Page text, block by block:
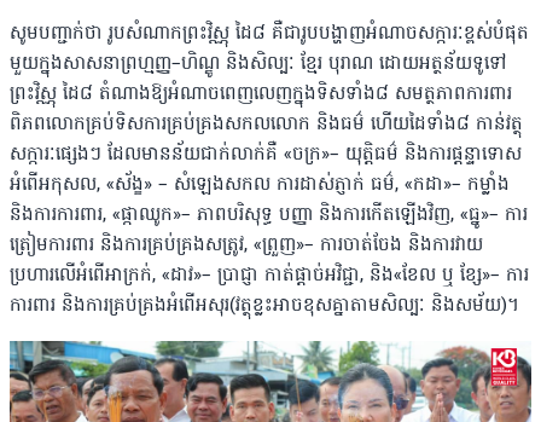
សូមបញ្ជាក់ថា រូបសំណាកព្រះវិស្ណុ ដៃ៨ គឺជារូបបង្ហាញអំណាចសក្ការៈខ្ពស់បំផុត
មួយក្នុងសាសនាព្រហ្មញ្ញ–ហិណ្ឌូ និងសិល្បៈ ខ្មែរ បុរាណ ដោយអត្ថន័យទូទៅ
ព្រះវិស្ណុ ដៃ៨ តំណាងឱ្យអំណាចពេញលេញក្នុងទិសទាំង៨ សមត្ថភាពការពារ
ពិភពលោកគ្រប់ទិសការគ្រប់គ្រងសកលលោក និងធម៌ ហើយដៃទាំង៨ កាន់វត្ថុ
សក្ការៈផ្សេងៗ ដែលមានន័យជាក់លាក់គឺ «ចក្រ»– យុត្តិធម៌ និងការផ្តន្ទាទោស
អំពើអកុសល, «ស័ង្ខ» – សំឡេងសកល ការដាស់ភ្ញាក់ ធម៌, «កដា»– កម្លាំង
និងការការពារ, «ផ្កាឈូក»– ភាពបរិសុទ្ធ បញ្ញា និងការកើតឡើងវិញ, «ធ្នូ»– ការ
ត្រៀមការពារ និងការគ្រប់គ្រងសត្រូវ, «ព្រួញ»– ការចាត់ចែង និងការវាយ
ប្រហារលើអំពើអាក្រក់, «ដាវ»– ប្រាជ្ញា កាត់ផ្តាច់អវិជ្ជា, និង«ខែល ឬ ខ្សែ»– ការ
ការពារ និងការគ្រប់គ្រងអំពើអសុរ(វត្ថុខ្លះអាចខុសគ្នាតាមសិល្បៈ និងសម័យ)។